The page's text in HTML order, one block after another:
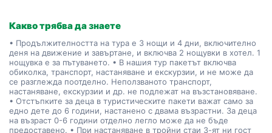
Какво трябва да знаете
• Продължителността на тура е 3 нощи и 4 дни, включително
деня на движение и завъртане, и включва 2 нощувки в хотел. 1
нощувка е за пътуването. • В нашия тур пакетът включва
обиколка, транспорт, настаняване и екскурзии, и не може да
се разглежда поотделно. Неползваното транспорт,
настаняване, екскурзии и др. не подлежат на възстановяване.
• Отстъпките за деца в туристическите пакети важат само за
едно дете до 6 години, настанено с двама възрастни. За деца
на възраст 0-6 години отделно легло може да не бъде
предоставено. • При настаняване в тройни стаи 3-ят ни гост